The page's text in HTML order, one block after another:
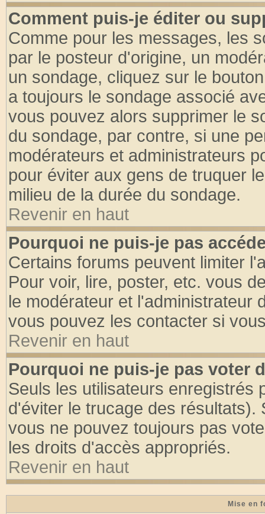
Comment puis-je éditer ou
Comme pour les messages, les
par le posteur d'origine, un
un sondage, cliquez sur le
a toujours le sondage associé
vous pouvez alors supprimer le
du sondage, par contre, si une
modérateurs et administrateurs
pour éviter aux gens de truquer
milieu de la durée du sondage.
Revenir en haut
Pourquoi ne puis-je pas
Certains forums peuvent limiter
Pour voir, lire, poster, etc. vous
le modérateur et l'administrateur
vous pouvez les contacter si
Revenir en haut
Pourquoi ne puis-je pas voter
Seuls les utilisateurs enregistrés
d'éviter le trucage des
vous ne pouvez toujours pas
les droits d'accès appropriés.
Revenir en haut
Mise en